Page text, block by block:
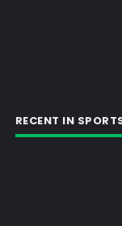
RECENT IN